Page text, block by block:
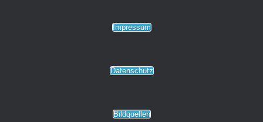
Impressum
Datenschutz
Bildquellen